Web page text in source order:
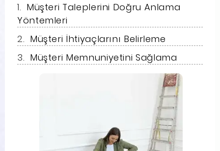
Müşteri Taleplerini Doğru Anlama
Yöntemleri
Müşteri İhtiyaçlarını Belirleme
Müşteri Memnuniyetini Sağlama